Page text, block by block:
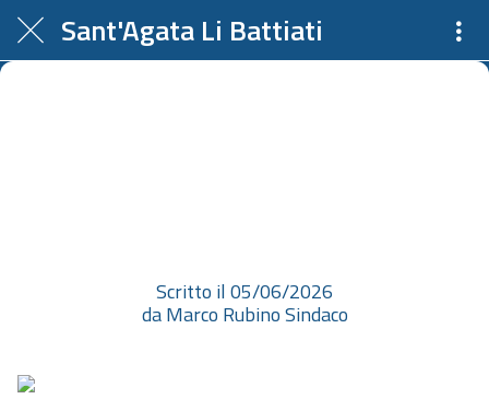
Sant'Agata Li Battiati
Scritto il 05/06/2026
da Marco Rubino Sindaco